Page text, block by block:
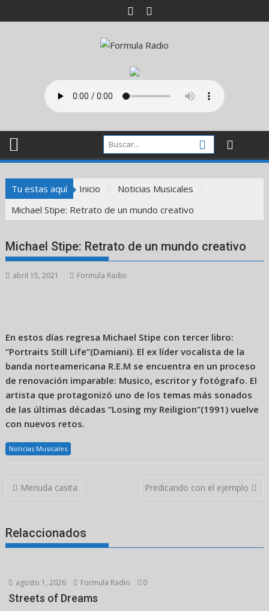
al
Tu estas aquí Inicio
Noticias Musicales
Michael Stipe: Retrato de un mundo creativo
Michael Stipe: Retrato de un mundo creativo
abril 15, 2021 Formula Radio
En estos días regresa Michael Stipe con tercer libro:
“Portraits Still Life”(Damiani). El ex líder vocalista de la
banda norteamericana R.E.M se encuentra en un proceso
de renovación imparable: Musico, escritor y fotógrafo. El
artista que protagonizó uno de los temas más sonados
de las últimas décadas “Losing my Reiligion”(1991) vuelve
con nuevos retos.
Noticias Musicales
Navegación
Menuda casita Predicando con el ejemplo
Relaccionados
agosto 1, 2026 Formula Radio 0
Streets of Dreams